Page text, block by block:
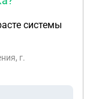
системы
г.